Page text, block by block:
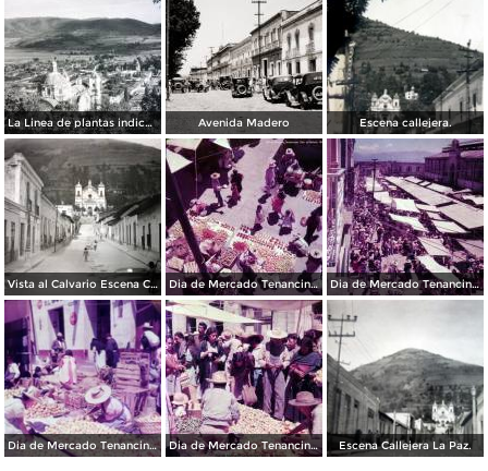
La Linea de plantas indica el camino al Santo Desierto. Avenida Madero Escena callejera.
Vista al Calvario Escena Callejera. Dia de Mercado Tenancingo, Edo. de México 1956 Dia de Mercado Tenancingo, Edo. de México 1956
Dia de Mercado Tenancingo, Edo. de México 1956 Dia de Mercado Tenancingo, Edo. de México 1956 Escena Callejera La Paz.